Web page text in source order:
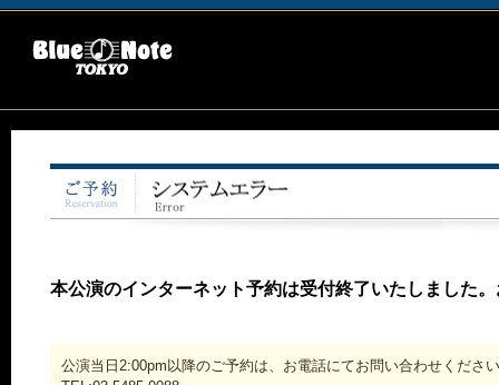
本公演のインターネット予約は受付終了いたしました
公演当日2:00pm以降のご予約は、お電話にてお問い合わせくださ